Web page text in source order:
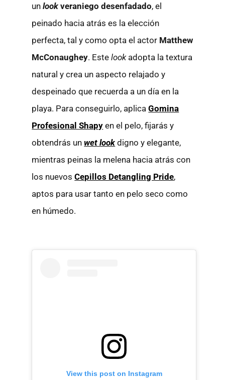
unlookveraniego desenfadado, el
peinado hacia atrás es la elección
perfecta, tal y como opta el actor Matthew
McConaughey. Estelookadopta la textura
natural y crea un aspecto relajado y
despeinado que recuerda a un día en la
playa. Para conseguirlo, aplicaGomina
Profesional Shapy en el pelo, fijarás y
obtendrás un wet lookdigno y elegante,
mientras peinas la melena hacia atrás con
los nuevosCepillos Detangling Pride,
aptos para usar tanto en pelo seco como
en húmedo.
View this post on Instagram